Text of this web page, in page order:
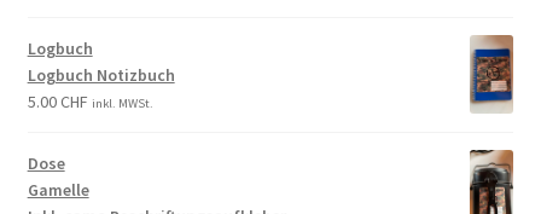
Logbuch
Logbuch Notizbuch
5.00CHF inkl. MWSt.
Dose
Gamelle